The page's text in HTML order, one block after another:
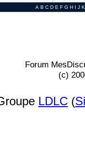
A B C D E F G H I J K
Forum
(c)
LDLC (